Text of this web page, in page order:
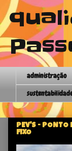
administração
PEV'S - PONTO
FIXO